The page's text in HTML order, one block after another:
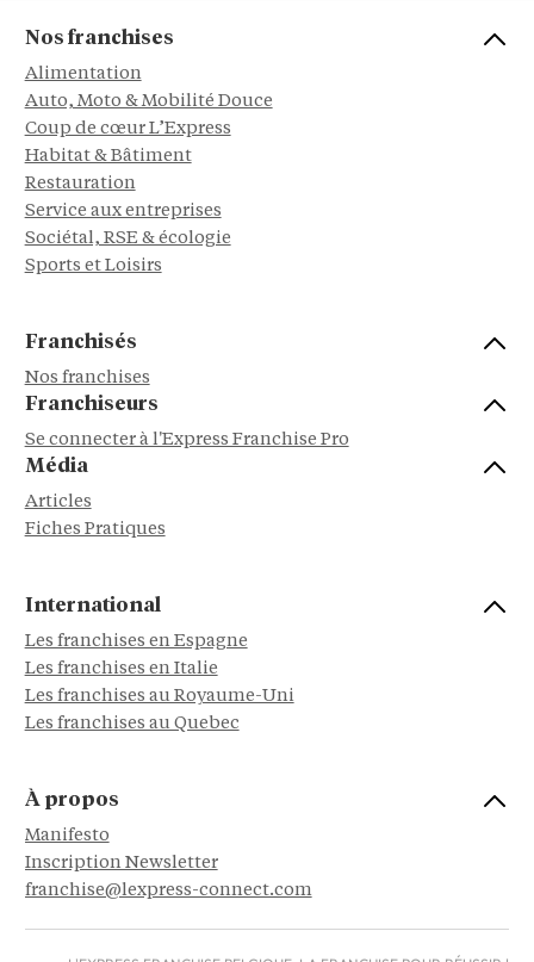
Nos franchises
Alimentation
Auto, Moto & Mobilité Douce
Coup de cœur L’Express
Habitat & Bâtiment
Restauration
Service aux entreprises
Sociétal, RSE & écologie
Sports et Loisirs
Franchisés
Nos franchises
Franchiseurs
Se connecter à l'Express Franchise Pro
Média
Articles
Fiches Pratiques
International
Les franchises en Espagne
Les franchises en Italie
Les franchises au Royaume-Uni
Les franchises au Quebec
À propos
Manifesto
Inscription Newsletter
franchise@lexpress-connect.com